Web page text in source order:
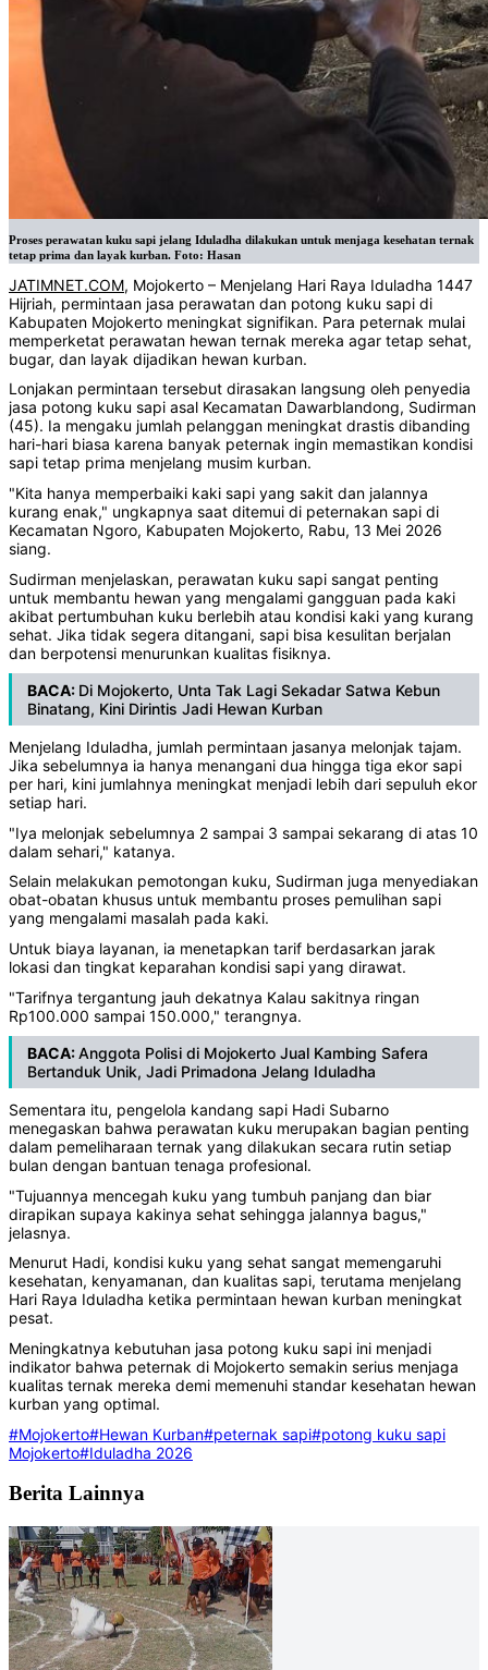
Proses perawatan kuku sapi jelang Iduladha dilakukan untuk menjaga kesehatan ternak
tetap prima dan layak kurban. Foto: Hasan
JATIMNET.COM, Mojokerto – Menjelang Hari Raya Iduladha 1447
Hijriah, permintaan jasa perawatan dan potong kuku sapi di
Kabupaten Mojokerto meningkat signifikan. Para peternak mulai
memperketat perawatan hewan ternak mereka agar tetap sehat,
bugar, dan layak dijadikan hewan kurban.
Lonjakan permintaan tersebut dirasakan langsung oleh penyedia
jasa potong kuku sapi asal Kecamatan Dawarblandong, Sudirman
(45). Ia mengaku jumlah pelanggan meningkat drastis dibanding
hari-hari biasa karena banyak peternak ingin memastikan kondisi
sapi tetap prima menjelang musim kurban.
"Kita hanya memperbaiki kaki sapi yang sakit dan jalannya
kurang enak," ungkapnya saat ditemui di peternakan sapi di
Kecamatan Ngoro, Kabupaten Mojokerto, Rabu, 13 Mei 2026
siang.
Sudirman menjelaskan, perawatan kuku sapi sangat penting
untuk membantu hewan yang mengalami gangguan pada kaki
akibat pertumbuhan kuku berlebih atau kondisi kaki yang kurang
sehat. Jika tidak segera ditangani, sapi bisa kesulitan berjalan
dan berpotensi menurunkan kualitas fisiknya.
BACA: Di Mojokerto, Unta Tak Lagi Sekadar Satwa Kebun
Binatang, Kini Dirintis Jadi Hewan Kurban
Menjelang Iduladha, jumlah permintaan jasanya melonjak tajam.
Jika sebelumnya ia hanya menangani dua hingga tiga ekor sapi
per hari, kini jumlahnya meningkat menjadi lebih dari sepuluh ekor
setiap hari.
"Iya melonjak sebelumnya 2 sampai 3 sampai sekarang di atas 10
dalam sehari," katanya.
Selain melakukan pemotongan kuku, Sudirman juga menyediakan
obat-obatan khusus untuk membantu proses pemulihan sapi
yang mengalami masalah pada kaki.
Untuk biaya layanan, ia menetapkan tarif berdasarkan jarak
lokasi dan tingkat keparahan kondisi sapi yang dirawat.
"Tarifnya tergantung jauh dekatnya Kalau sakitnya ringan
Rp100.000 sampai 150.000," terangnya.
BACA:Anggota Polisi di Mojokerto Jual Kambing Safera
Bertanduk Unik, Jadi Primadona Jelang Iduladha
Sementara itu, pengelola kandang sapi Hadi Subarno
menegaskan bahwa perawatan kuku merupakan bagian penting
dalam pemeliharaan ternak yang dilakukan secara rutin setiap
bulan dengan bantuan tenaga profesional.
"Tujuannya mencegah kuku yang tumbuh panjang dan biar
dirapikan supaya kakinya sehat sehingga jalannya bagus,"
jelasnya.
Menurut Hadi, kondisi kuku yang sehat sangat memengaruhi
kesehatan, kenyamanan, dan kualitas sapi, terutama menjelang
Hari Raya Iduladha ketika permintaan hewan kurban meningkat
pesat.
Meningkatnya kebutuhan jasa potong kuku sapi ini menjadi
indikator bahwa peternak di Mojokerto semakin serius menjaga
kualitas ternak mereka demi memenuhi standar kesehatan hewan
kurban yang optimal.
#Mojokerto#Hewan Kurban#peternak sapi#potong kuku sapi
Mojokerto#Iduladha 2026
Berita Lainnya